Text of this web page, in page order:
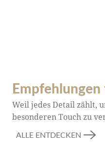
Empfehlungen
Weil jedes Detail zählt,
besonderen Touch zu
ALLE ENTDECKEN